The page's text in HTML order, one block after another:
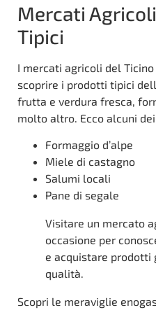
Mercati
Tipici
I mercati agricoli del
scoprire i prodotti tipici
frutta e verdura fresca,
molto altro. Ecco alcuni
Formaggio d’alpe
Miele di castagno
Salumi locali
Pane di segale
Visitare un mercato
occasione per
e acquistare prodotti
qualità.
Scopri le meraviglie